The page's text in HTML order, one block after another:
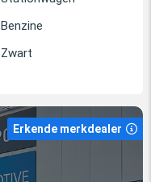
Benzine
Zwart
Erkende merkdealer